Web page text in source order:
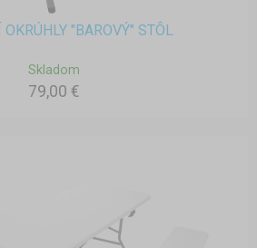
"BAROVÝ" STÔL
Skladom
79,00 €